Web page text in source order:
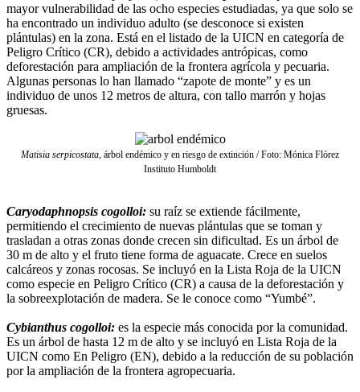
mayor vulnerabilidad de las ocho especies estudiadas, ya que solo se
ha encontrado un individuo adulto (se desconoce si existen
plántulas) en la zona. Está en el listado de la UICN en categoría de
Peligro Crítico (CR), debido a actividades antrópicas, como
deforestación para ampliación de la frontera agrícola y pecuaria.
Algunas personas lo han llamado “zapote de monte” y es un
individuo de unos 12 metros de altura, con tallo marrón y hojas
gruesas.
Matisia serpicostata, árbol endémico y en riesgo de extinción / Foto: Mónica Flórez
Instituto Humboldt
Caryodaphnopsis cogolloi: su raíz se extiende fácilmente,
permitiendo el crecimiento de nuevas plántulas que se toman y
trasladan a otras zonas donde crecen sin dificultad. Es un árbol de
30 m de alto y el fruto tiene forma de aguacate. Crece en suelos
calcáreos y zonas rocosas. Se incluyó en la Lista Roja de la UICN
como especie en Peligro Crítico (CR) a causa de la deforestación y
la sobreexplotación de madera. Se le conoce como “Yumbé”.
Cybianthus cogolloi: es la especie más conocida por la comunidad.
Es un árbol de hasta 12 m de alto y se incluyó en Lista Roja de la
UICN como En Peligro (EN), debido a la reducción de su población
por la ampliación de la frontera agropecuaria.